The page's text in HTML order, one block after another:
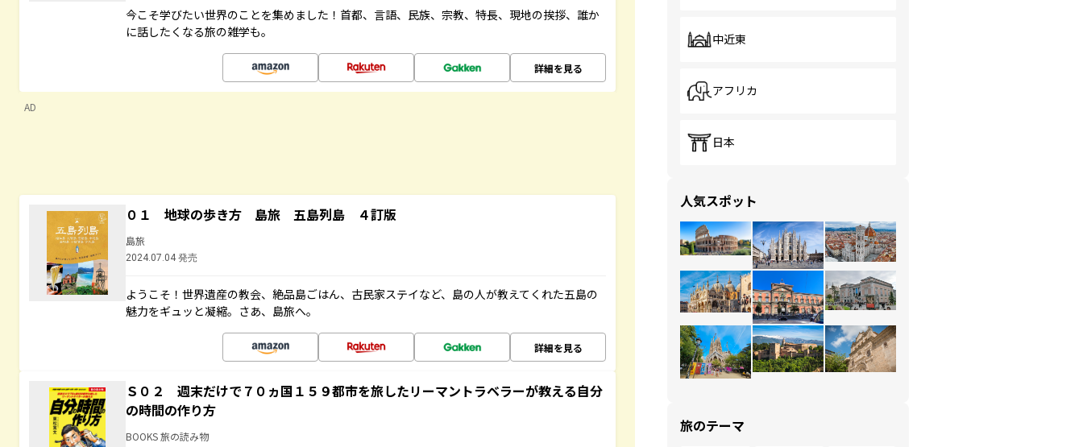
今こそ学びたい世界のことを集めました！首都、言語、民族、宗教、特長、現地の挨拶、誰か
に話したくなる旅の雑学も。
詳細を見る
AD
０１ 地球の歩き方 島旅 五島列島 ４訂版
島旅
2024.07.04 発売
ようこそ！世界遺産の教会、絶品島ごはん、古民家ステイなど、島の人が教えてくれた五島の
魅力をギュッと凝縮。さあ、島旅へ。
詳細を見る
Ｓ０２ 週末だけで７０ヵ国１５９都市を旅したリーマントラベラーが教える自分
の時間の作り方
BOOKS 旅の読み物
中近東
アフリカ
日本
人気スポット
旅のテーマ